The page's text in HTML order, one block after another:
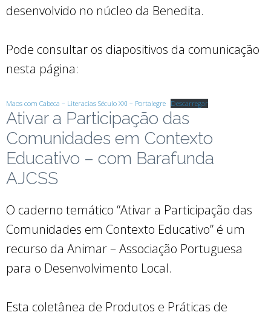
desenvolvido no núcleo da Benedita.
Pode consultar os diapositivos da comunicação
nesta página:
Maos com Cabeca – Literacias Século XXI – Portalegre Descarregar
Ativar a Participação das
Comunidades em Contexto
Educativo – com Barafunda
AJCSS
O caderno temático “Ativar a Participação das
Comunidades em Contexto Educativo” é um
recurso da Animar – Associação Portuguesa
para o Desenvolvimento Local.
Esta coletânea de Produtos e Práticas de